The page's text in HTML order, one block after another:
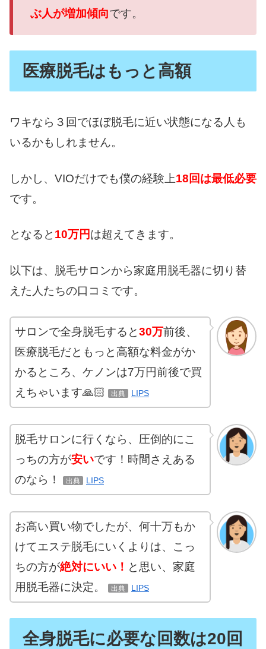
ぶ人が増加傾向です。
医療脱毛はもっと高額
ワキなら３回でほぼ脱毛に近い状態になる人も
いるかもしれません。
しかし、VIOだけでも僕の経験上18回は最低必要
です。
となると 10万円は超えてきます。
以下は、脱毛サロンから家庭用脱毛器に切り替
えた人たちの口コミです。
サロンで全身脱毛すると30万前後、
医療脱毛だともっと高額な料金がか
かるところ、ケノンは7万円前後で買
えちゃいます🙏🏻
出典 LIPS
脱毛サロンに行くなら、圧倒的にこ
っちの方が安いです！時間さえある
のなら！
出典 LIPS
お高い買い物でしたが、何十万もか
けてエステ脱毛にいくよりは、こっ
ちの方が絶対にいい！ と思い、家庭
用脱毛器に決定。
出典 LIPS
全身脱毛に必要な回数は20回